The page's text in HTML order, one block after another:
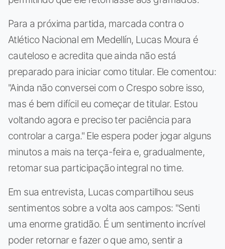
Para a próxima partida, marcada contra o
Atlético Nacional em Medellín, Lucas Moura é
cauteloso e acredita que ainda não está
preparado para iniciar como titular. Ele comentou:
"Ainda não conversei com o Crespo sobre isso,
mas é bem difícil eu começar de titular. Estou
voltando agora e preciso ter paciência para
controlar a carga." Ele espera poder jogar alguns
minutos a mais na terça-feira e, gradualmente,
retomar sua participação integral no time.
Em sua entrevista, Lucas compartilhou seus
sentimentos sobre a volta aos campos: "Senti
uma enorme gratidão. É um sentimento incrível
poder retornar e fazer o que amo, sentir a